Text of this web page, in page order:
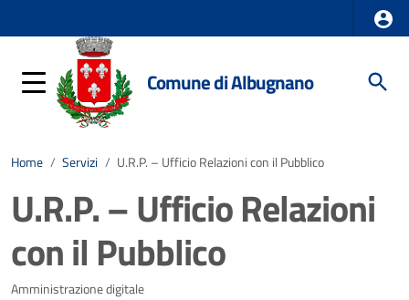
Comune di Albugnano
Home / Servizi / U.R.P. – Ufficio Relazioni con il Pubblico
U.R.P. – Ufficio Relazioni
con il Pubblico
Amministrazione digitale